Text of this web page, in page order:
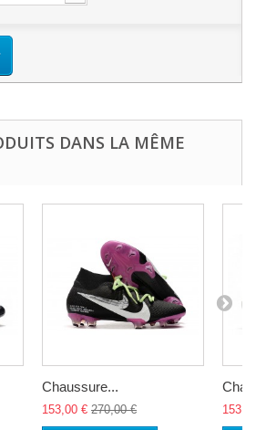
DANS LA MÊME
Chaussure...
153,00 € 270,00 €